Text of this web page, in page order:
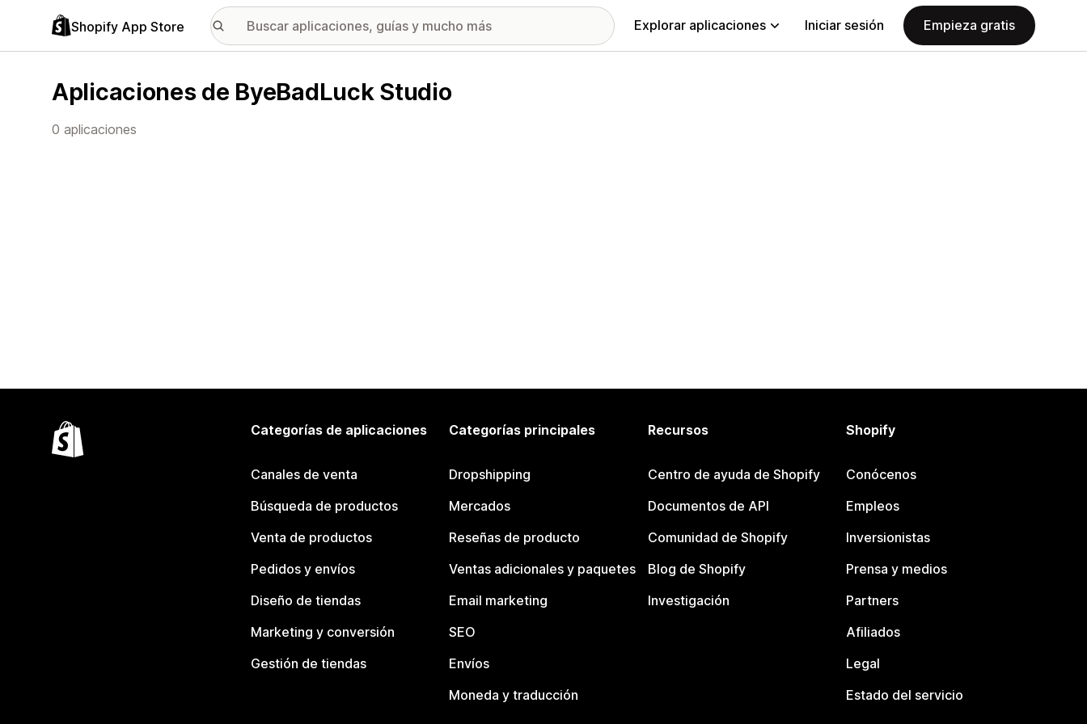
Shopify App Store Explorar aplicaciones Iniciar sesión Empieza gratis
Aplicaciones de ByeBadLuck Studio
0 aplicaciones
Categorías de aplicaciones
Canales de venta
Búsqueda de productos
Venta de productos
Pedidos y envíos
Diseño de tiendas
Marketing y conversión
Gestión de tiendas
Categorías principales
Dropshipping
Mercados
Reseñas de producto
Ventas adicionales y paquetes
Email marketing
SEO
Envíos
Moneda y traducción
Recursos
Centro de ayuda de Shopify
Documentos de API
Comunidad de Shopify
Blog de Shopify
Investigación
Shopify
Conócenos
Empleos
Inversionistas
Prensa y medios
Partners
Afiliados
Legal
Estado del servicio